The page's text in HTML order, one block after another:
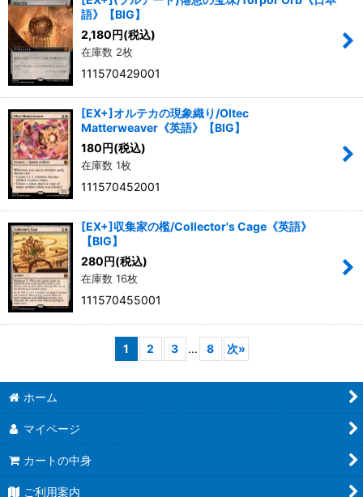
語》【BIG】
2,180円(税込)
在庫数 2枚
111570429001
[EX+]オルテカの現象織り/Oltec
Matterweaver《英語》【BIG】
180円(税込)
在庫数 1枚
111570452001
[EX+]収集家の檻/Collector's Cage《英語》
【BIG】
280円(税込)
在庫数 16枚
111570455001
1 2 3 ... 8 次»
ホーム
マイページ
カートの中身
ご利用案内